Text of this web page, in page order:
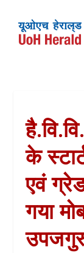
के
एवं ग्रेड
गया